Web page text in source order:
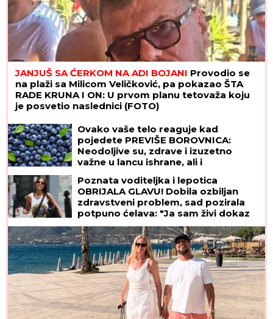
JANJUŠ SA ĆERKOM NA ADI BOJANI Provodio se
na plaži sa Milicom Veličković, pa pokazao ŠTA
RADE KRUNA I ON: U prvom planu tetovaža koju
je posvetio naslednici (FOTO)
Ovako vaše telo reaguje kad
pojedete PREVIŠE BOROVNICA:
Neodoljive su, zdrave i izuzetno
važne u lancu ishrane, ali i
Poznata voditeljka i lepotica
OBRIJALA GLAVU! Dobila ozbiljan
zdravstveni problem, sad pozirala
potpuno ćelava: "Ja sam živi dokaz
da možemo da prevaziđemo svaku
traumu"